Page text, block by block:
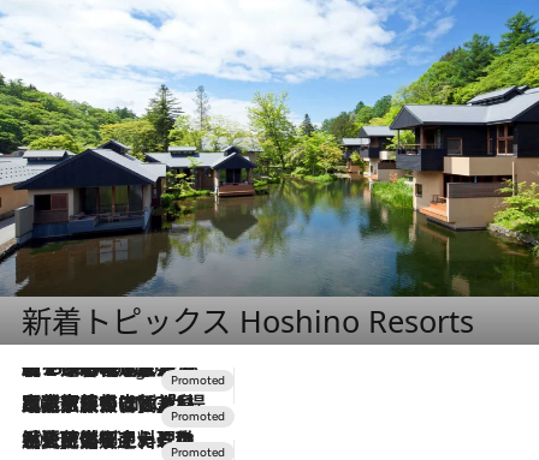
新着トピックス Hoshino Resorts
7 Hours Ago
【トンボの足水浴】ヒノキの香りに包まれて涼感マックス！約13℃の湧水かけ流しを避暑地「星野温泉 トンボの湯」で体験
2026.7.31
【ホテル帰省】という選択肢をOMOが提案。家族とほどよい距離を保つには「昼は実家、夜は気兼ねなくホテルで！」
2026.7.24
【夏限定ディナーコース】旬を迎える稚鮎や花ズッキーニなどをイタリア・トスカーナの郷土料理の手法で満喫！